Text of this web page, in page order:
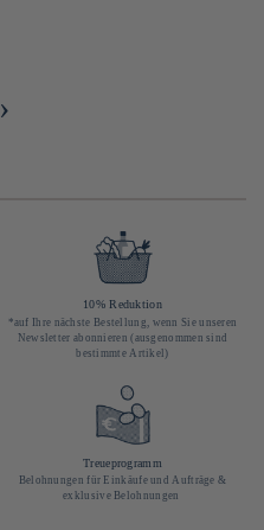
›
10% Reduktion
*auf Ihre nächste Bestellung, wenn Sie unseren
Newsletter abonnieren (ausgenommen sind
bestimmte Artikel)
Treueprogramm
Belohnungen für Einkäufe und Aufträge &
exklusive Belohnungen